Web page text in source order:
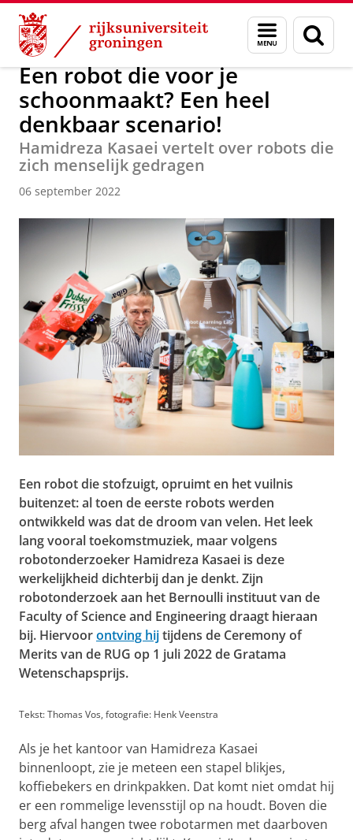
Skip
Content
Skip
Navigation
Menu
en
zoeken
Over ons Actueel Nieuws Nieuwsberichten
Een robot die voor je
schoonmaakt? Een heel
denkbaar scenario!
Hamidreza Kasaei vertelt over robots die
zich menselijk gedragen
06 september 2022
Een robot die stofzuigt, opruimt en het vuilnis
buitenzet: al toen de eerste robots werden
ontwikkeld was dat de droom van velen. Het leek
lang vooral toekomstmuziek, maar volgens
robotonderzoeker Hamidreza Kasaei is deze
werkelijkheid dichterbij dan je denkt. Zijn
robotonderzoek aan het Bernoulli instituut van de
Faculty of Science and Engineering draagt hieraan
bij. Hiervoorontving hijtijdens de Ceremony of
Merits van de RUG op 1 juli 2022 de Gratama
Wetenschapsprijs.
Tekst: Thomas Vos, fotografie: Henk Veenstra
Als je het kantoor van Hamidreza Kasaei
binnenloopt, zie je meteen een stapel blikjes,
koffiebekers en drinkpakken. Dat komt niet omdat hij
er een rommelige levensstijl op na houdt. Boven die
berg afval hangen twee robotarmen met daarboven